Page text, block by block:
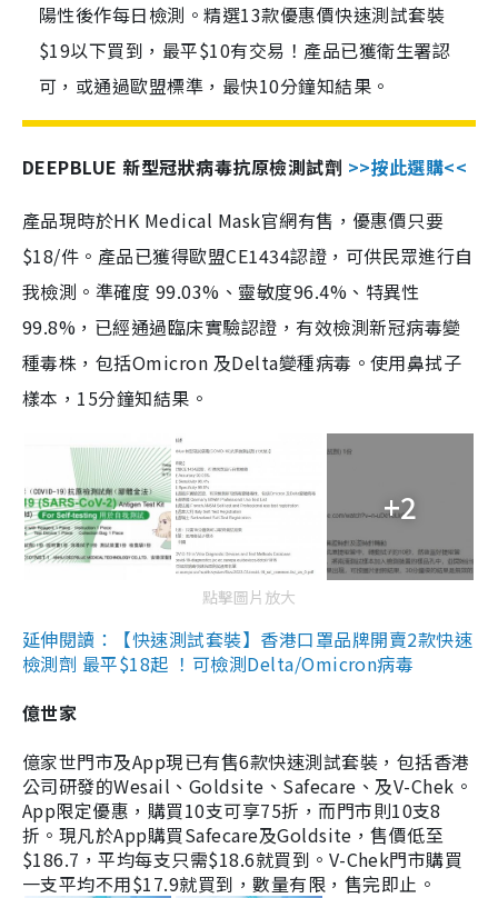
陽性後作每日檢測。精選13款優惠價快速測試套裝
$19以下買到，最平$10有交易！產品已獲衛生署認
可，或通過歐盟標準，最快10分鐘知結果。
DEEPBLUE 新型冠狀病毒抗原檢測試劑 >>按此選購<<
產品現時於HK Medical Mask官網有售，優惠價只要
$18/件。產品已獲得歐盟CE1434認證，可供民眾進行自
我檢測。準確度 99.03%、靈敏度96.4%、特異性
99.8%，已經通過臨床實驗認證，有效檢測新冠病毒變
種毒株，包括Omicron 及Delta變種病毒。使用鼻拭子
樣本，15分鐘知結果。
+2
點擊圖片放大
延伸閱讀：【快速測試套裝】香港口罩品牌開賣2款快速
檢測劑 最平$18起 ！可檢測Delta/Omicron病毒
億世家
億家世門市及App現已有售6款快速測試套裝，包括香港
公司研發的Wesail、Goldsite、Safecare、及V-Chek。
App限定優惠，購買10支可享75折，而門市則10支8
折。現凡於App購買Safecare及Goldsite，售價低至
$186.7，平均每支只需$18.6就買到。V-Chek門市購買
一支平均不用$17.9就買到，數量有限，售完即止。